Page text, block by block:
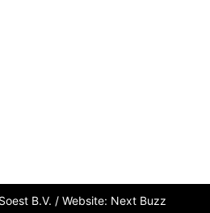
B.V. / Website: Next Buzz